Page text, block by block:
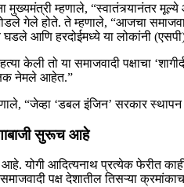
मुख्यमंत्री म्हणाले, “स्वातंत्र्यानंतर
गेले होते. ते म्हणाले, “आजचा
आणि हरदोईमध्ये या लोकांनी
केली तो या समाजवादी पक्षाचा
नेमले आहेत.”
“जेव्हा ‘डबल इंजिन’ सरकार स्थापन
सुरूच आहे
आहे. योगी आदित्यनाथ प्रत्येक फेरीत
पक्ष देशातील तिसऱ्या